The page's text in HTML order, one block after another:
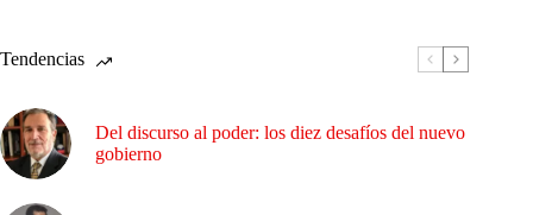
Tendencias
Del discurso al poder: los diez desafíos del nuevo
gobierno